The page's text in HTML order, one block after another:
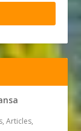
Articles,